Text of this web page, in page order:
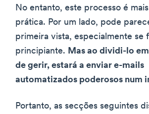
No entanto, este processo é
prática. Por um lado, pode
primeira vista, especialmente se
principiante. Mas ao dividi-lo
de gerir, estará a enviar e-mails
automatizados poderosos num
Portanto, as secções seguintes